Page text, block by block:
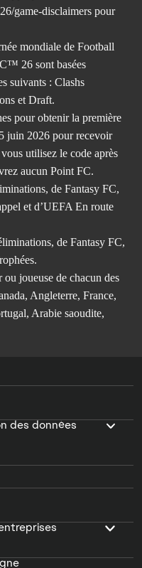
game-disclaimers pour
mondiale de Football
26 sont basées
suivants : Clashs
et Draft.
pour obtenir la première
juin 2026 pour recevoir
utilisez le code après
aucun Point FC.
de Fantasy FC,
et d’UEFA En route
de Fantasy FC,
joueuse de chacun des
Angleterre, France,
Arabie saoudite,
des données